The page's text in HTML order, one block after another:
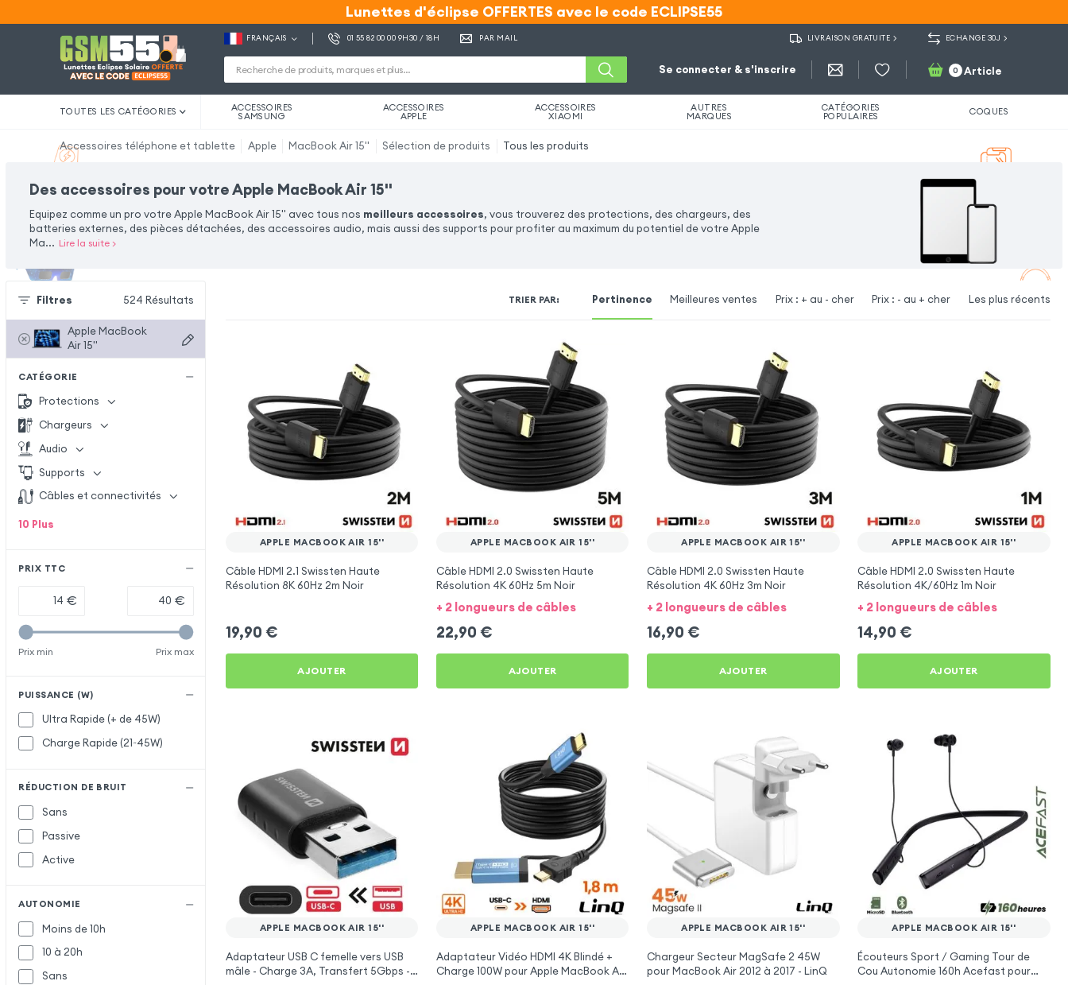
Lunettes d'éclipse OFFERTES avec le code ECLIPSE55
Lunettes d'éclipse OFFERTES avec le code ECLIPSE55
FRANÇAIS 01 55 82 00 00 9H30 / 18H PAR MAIL LIVRAISON GRATUITE ECHANGE 30J
Se connecter & s'inscrire 0 Article
TOUTES LES CATÉGORIES ACCESSOIRES
SAMSUNG
ACCESSOIRES
APPLE
ACCESSOIRES
XIAOMI
AUTRES
MARQUES
CATÉGORIES
POPULAIRES COQUES
Accessoires téléphone et tablette Apple MacBook Air 15'' Sélection de produits Tous les produits
Des accessoires pour votre Apple MacBook Air 15''
Equipez comme un pro votre Apple MacBook Air 15'' avec tous nos meilleurs accessoires, vous trouverez des protections, des chargeurs, des
batteries externes, des pièces détachées, des accessoires audio, mais aussi des supports pour profiter au maximum du potentiel de votre Apple
Ma... Lire la suite>
Filtres 524 Résultats
Apple MacBook
Air 15''
CATÉGORIE
Protections
Chargeurs
Audio
Supports
Câbles et connectivités
10 Plus
PRIX TTC
€ €
Prix min Prix max
PUISSANCE (W)
Ultra Rapide (+ de 45W)
Charge Rapide (21~45W)
RÉDUCTION DE BRUIT
Sans
Passive
Active
AUTONOMIE
Moins de 10h
10 à 20h
Sans
TRIER PAR: Pertinence Meilleures ventes Prix : + au - cher Prix : - au + cher Les plus récents
APPLE MACBOOK AIR 15''
Câble HDMI 2.1 Swissten Haute
Résolution 8K 60Hz 2m Noir
19,90 €
AJOUTER
APPLE MACBOOK AIR 15''
Câble HDMI 2.0 Swissten Haute
Résolution 4K 60Hz 5m Noir
+ 2 longueurs de câbles
22,90 €
AJOUTER
APPLE MACBOOK AIR 15''
Câble HDMI 2.0 Swissten Haute
Résolution 4K 60Hz 3m Noir
+ 2 longueurs de câbles
16,90 €
AJOUTER
APPLE MACBOOK AIR 15''
Câble HDMI 2.0 Swissten Haute
Résolution 4K/60Hz 1m Noir
+ 2 longueurs de câbles
14,90 €
AJOUTER
APPLE MACBOOK AIR 15''
Adaptateur USB C femelle vers USB
mâle - Charge 3A, Transfert 5Gbps -
APPLE MACBOOK AIR 15''
Adaptateur Vidéo HDMI 4K Blindé +
Charge 100W pour Apple MacBook Air
APPLE MACBOOK AIR 15''
Chargeur Secteur MagSafe 2 45W
pour MacBook Air 2012 à 2017 - LinQ
APPLE MACBOOK AIR 15''
Écouteurs Sport / Gaming Tour de
Cou Autonomie 160h Acefast pour